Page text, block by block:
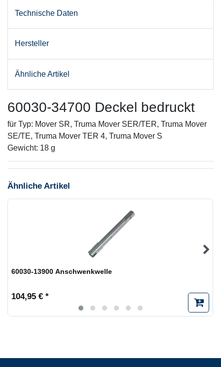
Technische Daten
Hersteller
Ähnliche Artikel
60030-34700 Deckel bedruckt
für Typ: Mover SR, Truma Mover SER/TER, Truma Mover
SE/TE, Truma Mover TER 4, Truma Mover S
Gewicht: 18 g
Ähnliche Artikel
60030-13900 Anschwenkwelle
104,95 € *